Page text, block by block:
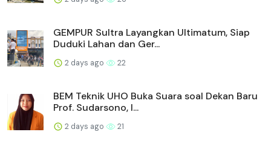
GEMPUR Sultra Layangkan Ultimatum, Siap
Duduki Lahan dan Ger...
2 days ago 22
BEM Teknik UHO Buka Suara soal Dekan Baru
Prof. Sudarsono, I...
2 days ago 21